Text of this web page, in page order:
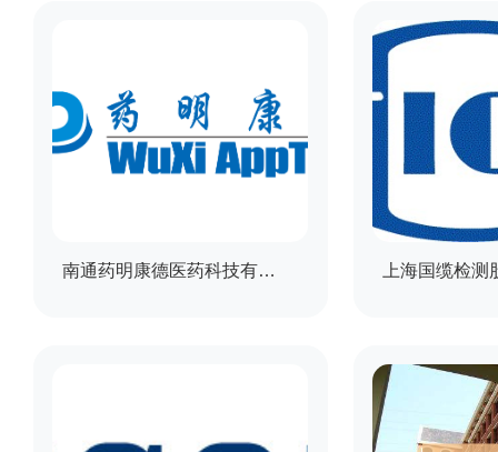
南通药明康德医药科技有限公司 上海国缆检